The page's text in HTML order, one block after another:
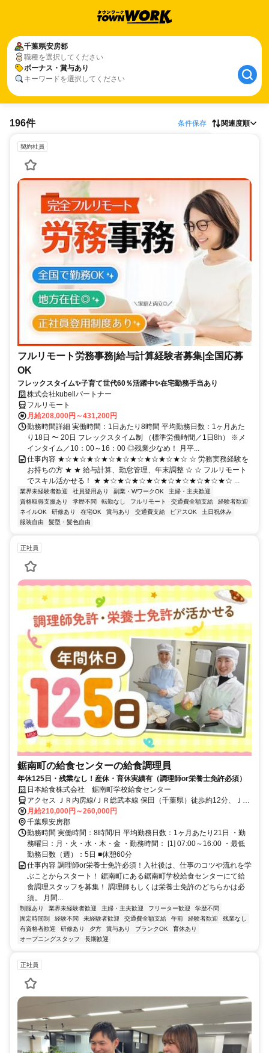
千葉県安房郡
職種を選択してください
ボーナス・賞与あり
キーワードを選択してください
196件 条件保存 関連度順
契約社員
フルリモート労務事務|給与計算経験者募集|全国応募
OK
フレックスタイム✨子育て世代60％活躍中✨在宅勤務手当あり
株式会社kubellパートナー
フルリモート
月給208,000円～431,200円
勤務時間詳細 実働時間：1日あたり8時間 平均勤務日数：1ヶ月あた
り18日 〜 20日 フレックスタイム制 （標準労働時間／1日8h） ※メ
インタイム／10：00～16：00 ◎残業少なめ！ 月平...
仕事内容 ★☆★☆★☆★☆★☆★☆★☆★☆★☆ ☆ 労務実務経験を
お持ちの方 ★ ★ 給与計算、勤怠管理、年末調整 ☆ ☆ フルリモート
でスキル活かせる！ ★ ★☆★☆★☆★☆★☆★☆★☆★☆★☆ ...
業界未経験者歓迎 社員登用あり 副業・WワークOK
主婦・主夫歓迎
資格取得支援あり
学歴不問 転勤なし フルリモート 交通費全額支給
経験者歓迎
ネイルOK
研修あり 在宅OK 賞与あり 交通費支給 ピアスOK
土日祝休み
服装自由
髪型・髪色自由
正社員
鋸南町の給食センターの給食調理員
年休125日・残業なし！産休・育休実績有（調理師or栄養士免許必須）
日本給食株式会社 鋸南町学校給食センター
アクセス ＪＲ内房線/ＪＲ総武本線 保田（千葉県）徒歩約12分、ＪＲ
内房線/ＪＲ総武本線 安房勝山徒歩約49分
月給210,000円～260,000円
千葉県安房郡
勤務時間 実働時間：8時間/日 平均勤務日数：1ヶ月あたり21日 ・勤
務曜日：月・火・水・木・金 ・勤務時間： [1] 07:00～16:00 ・最低
勤務日数（週）：5日 ■休憩60分
仕事内容 調理師or栄養士免許必須！入社後は、仕事のコツや流れを学
ぶことからスタート！ 鋸南町にある鋸南町学校給食センターにて給
食調理スタッフを募集！ 調理師もしくは栄養士免許のどちらかは必
須。 月間...
制服あり 業界未経験者歓迎 主婦・主夫歓迎 フリーター歓迎
学歴不問
固定時間制
経験不問 未経験者歓迎 交通費全額支給 午前 経験者歓迎
残業なし
有資格者歓迎
研修あり 夕方 賞与あり ブランクOK
育休あり
オープニングスタッフ
長期歓迎
正社員